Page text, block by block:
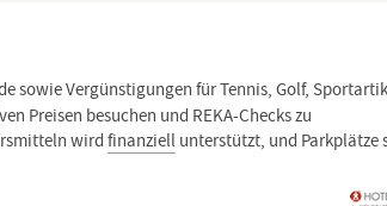
sowie Vergünstigungen für Tennis, Golf,
Preisen besuchen und REKA-Checks zu
wirdfinanziell unterstützt, und Parkplätze